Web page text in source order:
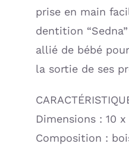
prise en main
dentition
allié de bébé
la sortie de ses
Dimensions : 10
Composition :